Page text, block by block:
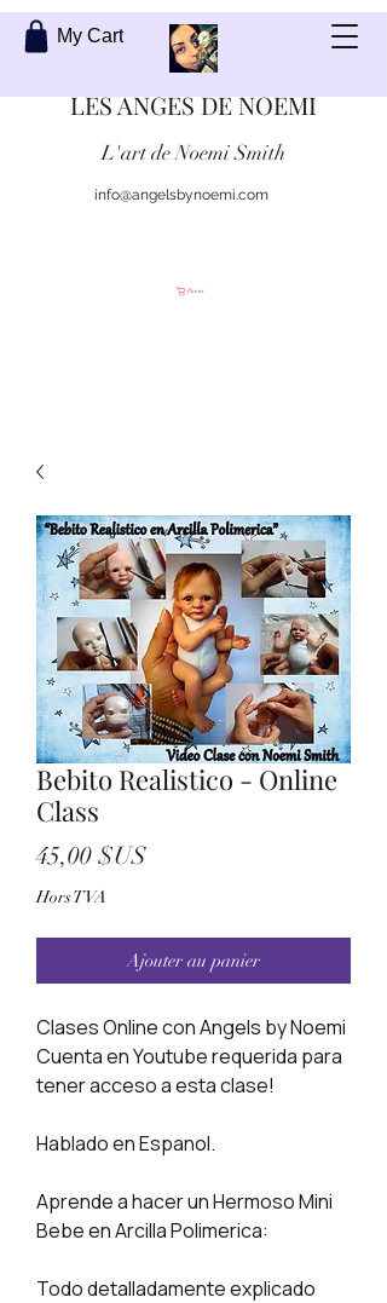
My Cart
LES ANGES DE NOEMI
L'art de Noemi Smith
info@angelsbynoemi.com
Panier
Bebito Realistico - Online
Class
45,00 $USPrix
Hors TVA
Ajouter au panier
Clases Online con Angels by Noemi
Cuenta en Youtube requerida para
tener acceso a esta clase!
Hablado en Espanol.
Aprende a hacer un Hermoso Mini
Bebe en Arcilla Polimerica:
Todo detalladamente explicado